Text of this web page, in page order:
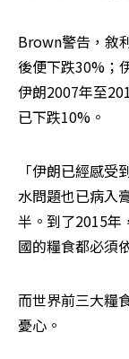
Brown警告，敘
後便下跌30%；
伊朗2007年至
已下跌10%。
「伊朗已經感
水問題也已病入
半。到了2015年
國的糧食都必須
而世界前三大糧
憂心。